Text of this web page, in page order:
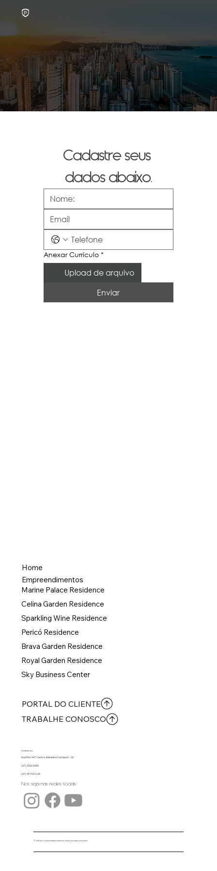
Trabalhe conosco
Cadastre seus
dados abaixo.
Anexar Currículo *
Upload de arquivo
Enviar
Home
Empreendimentos
Marine Palace Residence
Celina Garden Residence
Sparkling Wine Residence
Pericó Residence
Brava Garden Residence
Royal Garden Residence
Sky Business Center
PORTAL DO CLIENTE
TRABALHE CONOSCO
Contate-nos
Rua 904, 947, Centro, Balneário Camboriú – SC
(47) 3263.3424
(47) 99153.5140
Nos siga nas redes sociais
© 2025 by Pioneira Empreendimentos. Criado por Agência Dynamis